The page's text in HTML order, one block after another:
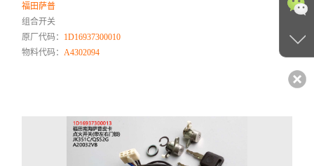
福田萨普
组合开关
原厂代码： 1D16937300010
物料代码：A4302094